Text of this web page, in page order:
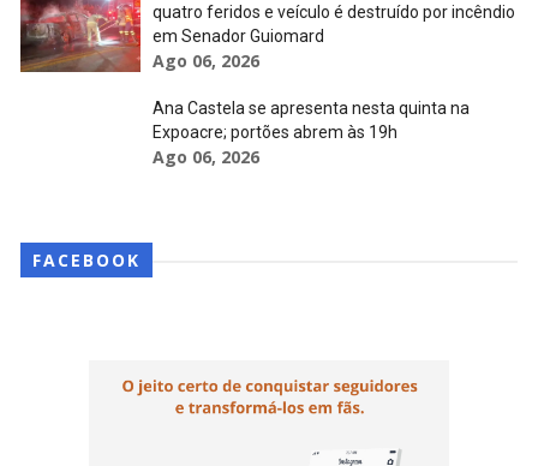
quatro feridos e veículo é destruído por incêndio
em Senador Guiomard
Ago 06, 2026
Ana Castela se apresenta nesta quinta na
Expoacre; portões abrem às 19h
Ago 06, 2026
FACEBOOK